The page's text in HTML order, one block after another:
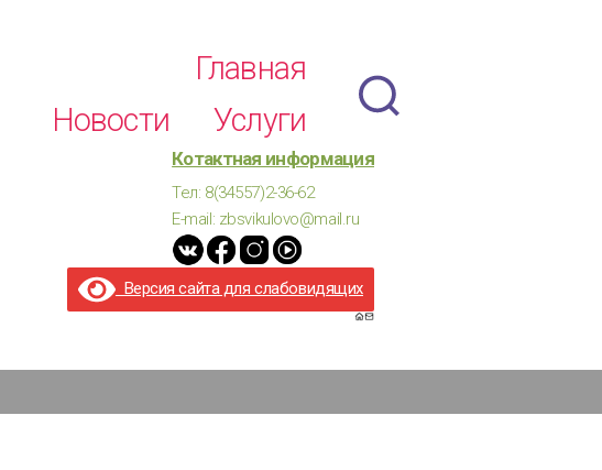
Главная
Новости
Услуги
Котактная информация
Тел: 8(34557)2-36-62
E-mail: zbsvikulovo@mail.ru
Версия сайта для слабовидящих